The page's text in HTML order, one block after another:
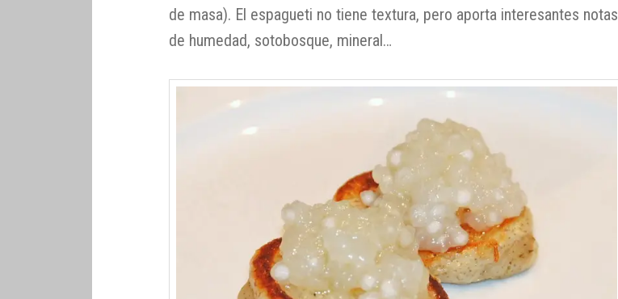
de masa). El espagueti no tiene textura, pero aporta interesantes notas
de humedad, sotobosque, mineral…